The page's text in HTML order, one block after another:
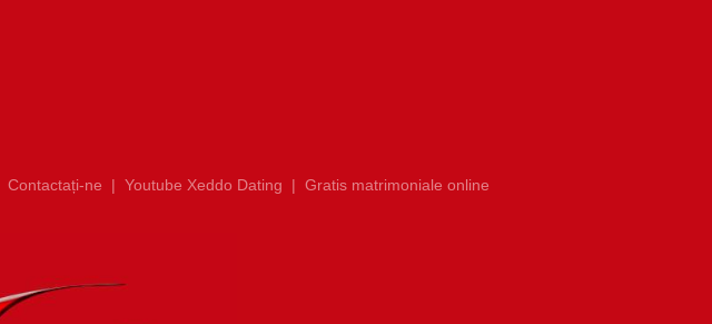
Contactați-ne | Youtube Xeddo Dating | Gratis matrimoniale online